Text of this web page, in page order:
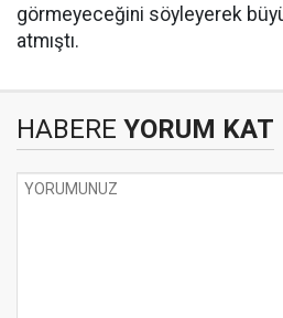
görmeyeceğini söyleyerek
atmıştı.
HABERE YORUM KAT